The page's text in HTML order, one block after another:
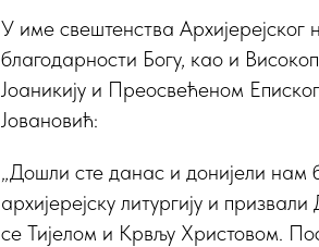
У име свештенства Архијерејског
благодарности Богу, као и
Јоаникију и Преосвећеном
Јовановић:
„Дошли сте данас и донијели нам
архијерејску литургију и
се Тијелом и Крвљу Христовом.